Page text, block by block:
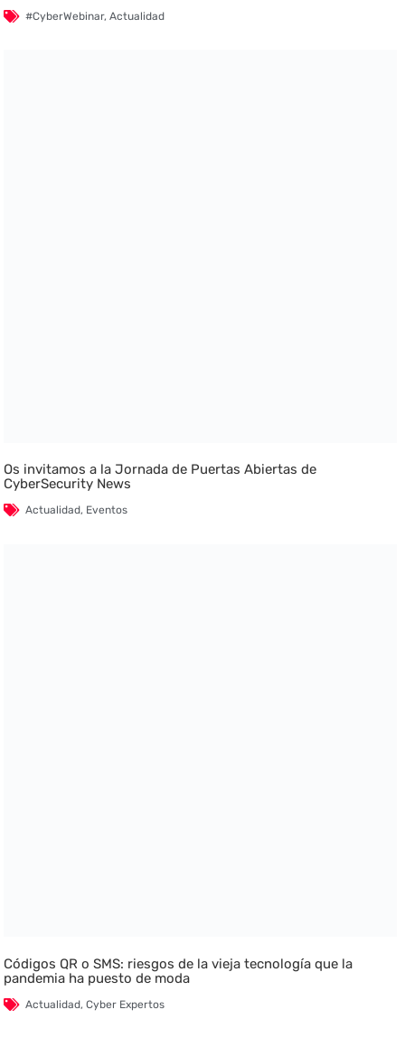
#CyberWebinar,Actualidad
Os invitamos a la Jornada de Puertas Abiertas de
CyberSecurity News
Actualidad, Eventos
Códigos QR o SMS: riesgos de la vieja tecnología que la
pandemia ha puesto de moda
Actualidad,Cyber Expertos